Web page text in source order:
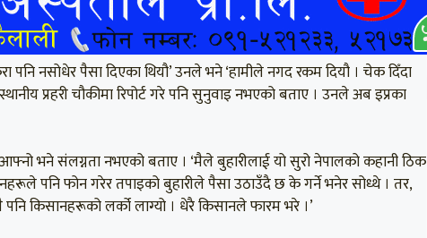
पनि नसोधेर पैसा दिएका थियौ’ उनले भने ‘हामीले नगद रकम दियौ । चेक दिँदा
प्रहरी चौकीमा रिपोर्ट गरे पनि सुनुवाइ नभएको बताए । उनले अब इप्रका
भने संलग्नता नभएको बताए । ‘मैले बुहारीलाई यो सुरो नेपालको कहानी ठिक
पनि फोन गरेर तपाइको बुहारीले पैसा उठाउँदै छ के गर्ने भनेर सोध्थे । तर,
किसानहरूको लर्को लाग्यो । धेरै किसानले फारम भरे ।’